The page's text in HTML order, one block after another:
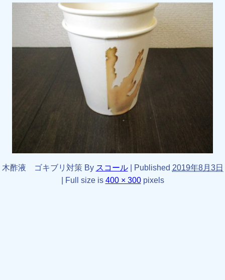
木酢液 ゴキブリ対策 By スコール Published 2019年8月3日
Full size is 400 × 300pixels